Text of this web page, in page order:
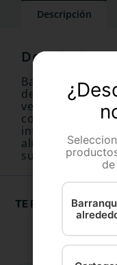
Descripción
Baytril tabletas
desarrollado
veterinaria. Se
completo
influenciada
alimento. La
superior a otros
TE